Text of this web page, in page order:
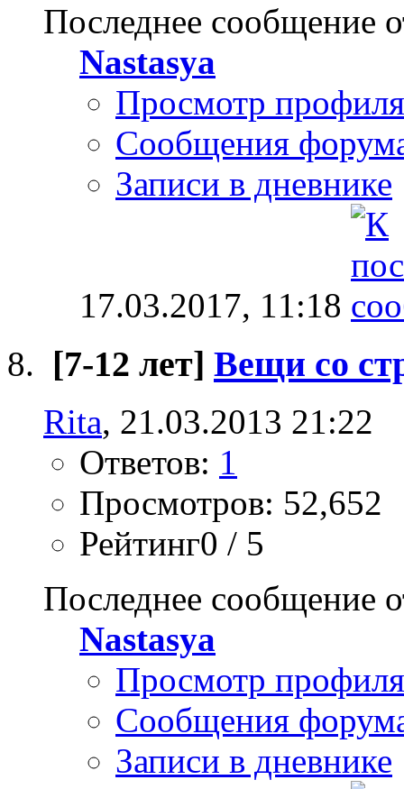
Последнее сообщение
Nastasya
Просмотр профиля
Сообщения
Записи в дневнике
17.03.2017, 11:18
[7-12 лет] Вещи со
Rita, 21.03.2013 21:22
Ответов: 1
Просмотров: 52,652
Рейтинг0 / 5
Последнее сообщение
Nastasya
Просмотр профиля
Сообщения
Записи в дневнике